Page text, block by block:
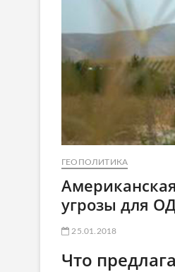
ГЕОПОЛИТИКА
угрозы для
25.01.2018
Что